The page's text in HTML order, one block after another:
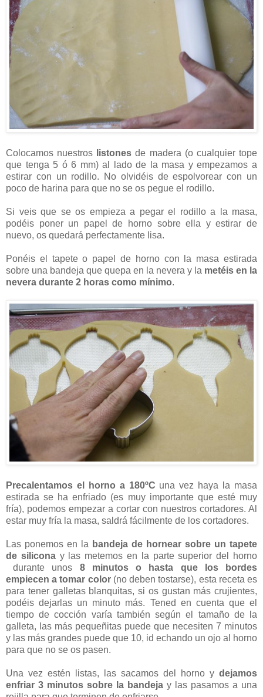
Colocamos nuestros listones de madera (o cualquier tope
que tenga 5 ó 6 mm) al lado de la masa y empezamos a
estirar con un rodillo. No olvidéis de espolvorear con un
poco de harina para que no se os pegue el rodillo.
Si veis que se os empieza a pegar el rodillo a la masa,
podéis poner un papel de horno sobre ella y estirar de
nuevo, os quedará perfectamente lisa.
Ponéis el tapete o papel de horno con la masa estirada
sobre una bandeja que quepa en la nevera y la metéis en la
nevera durante 2 horas como mínimo.
Precalentamos el horno a 180ºC una vez haya la masa
estirada se ha enfriado (es muy importante que esté muy
fría), podemos empezar a cortar con nuestros cortadores. Al
estar muy fría la masa, saldrá fácilmente de los cortadores.
Las ponemos en la bandeja de hornear sobre un tapete
de siliconay las metemos en la parte superior del horno
durante unos 8 minutos o hasta que los bordes
empiecen a tomar color(no deben tostarse), esta receta es
para tener galletas blanquitas, si os gustan más crujientes,
podéis dejarlas un minuto más. Tened en cuenta que el
tiempo de cocción varía también según el tamaño de la
galleta, las más pequeñitas puede que necesiten 7 minutos
y las más grandes puede que 10, id echando un ojo al horno
para que no se os pasen.
Una vez estén listas, las sacamos del horno y dejamos
enfriar 3 minutos sobre la bandeja y las pasamos a una